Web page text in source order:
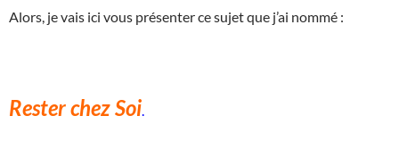
Alors, je vais ici vous présenter ce sujet que j’ai nommé :
Rester chez Soi